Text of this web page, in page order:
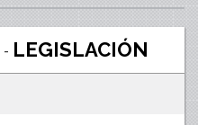
- LEGISLACIÓN